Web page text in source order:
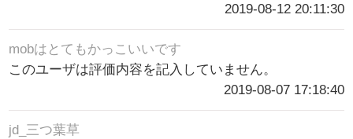
2019-08-12 20:11:30
mobはとてもかっこいいです
このユーザは評価内容を記入していません。
2019-08-07 17:18:40
jd_三つ葉草